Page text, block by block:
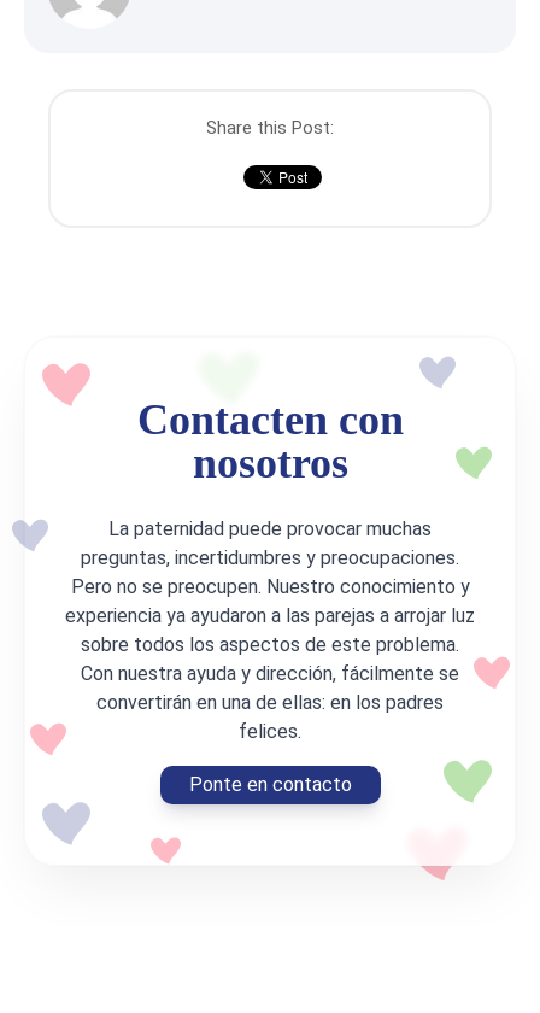
Share this Post:
Contacten con
nosotros
La paternidad puede provocar muchas
preguntas, incertidumbres y preocupaciones.
Pero no se preocupen. Nuestro conocimiento y
experiencia ya ayudaron a las parejas a arrojar luz
sobre todos los aspectos de este problema.
Con nuestra ayuda y dirección, fácilmente se
convertirán en una de ellas: en los padres
felices.
Ponte en contacto